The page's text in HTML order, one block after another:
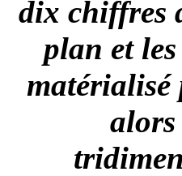
dix chiffres
plan et
matérialisé